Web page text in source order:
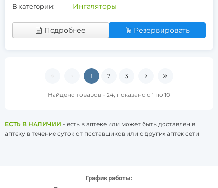
В категории: Ингаляторы
Подробнее Резервировать
1 2 3
Найдено товаров - 24, показано с 1 по 10
ЕСТЬ В НАЛИЧИИ - есть в аптеке или может быть доставлен в
аптеку в течение суток от поставщиков или с других аптек сети
График работы: